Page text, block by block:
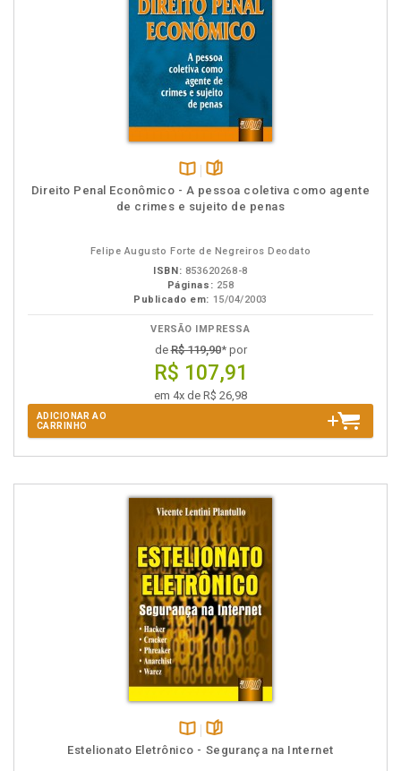
Disponível
na
páginas
Direito Penal Econômico - A pessoa coletiva como agente
de crimes e sujeito de penas
Felipe Augusto Forte de Negreiros Deodato
ISBN: 853620268-8
Páginas: 258
Publicado em: 15/04/2003
VERSÃO IMPRESSA
deR$ 119,90* por
R$ 107,91
em 4x de R$ 26,98
ADICIONAR AO
CARRINHO
Disponível
páginas
Estelionato Eletrônico - Segurança na Internet